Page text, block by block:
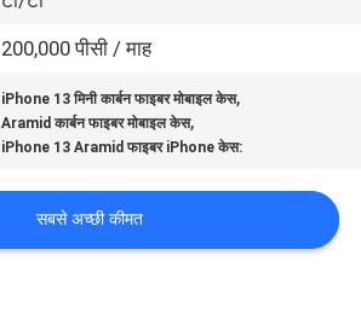
200,000 पीसी / माह
iPhone 13 मिनी कार्बन फाइबर मोबाइल केस,
Aramid कार्बन फाइबर मोबाइल केस,
iPhone 13 Aramid फाइबर iPhone केस:
सबसे अच्छी कीमत